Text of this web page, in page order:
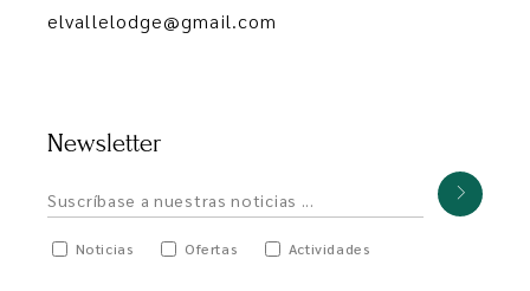
elvallelodge@gmail.com
Newsletter
Noticias Ofertas Actividades